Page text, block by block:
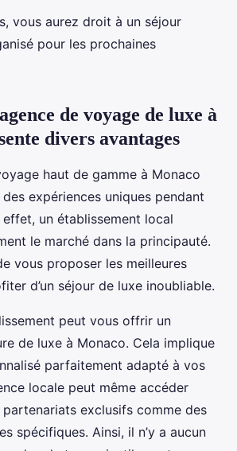
vous aurez droit à un séjour
pour les prochaines
de voyage de luxe à
divers avantages
haut de gamme à Monaco
expériences uniques pendant
effet, un établissement local
le marché dans la principauté.
vous proposer les meilleures
d’un séjour de luxe inoubliable.
peut vous offrir un
de luxe à Monaco. Cela implique
parfaitement adapté à vos
locale peut même accéder
exclusifs comme des
spécifiques. Ainsi, il n’y a aucun